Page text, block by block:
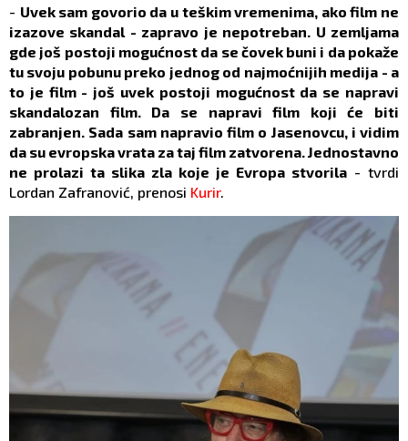
- Uvek sam govorio da u teškim vremenima, ako film ne
izazove skandal - zapravo je nepotreban. U zemljama
gde još postoji mogućnost da se čovek buni i da pokaže
tu svoju pobunu preko jednog od najmoćnijih medija - a
to je film - još uvek postoji mogućnost da se napravi
skandalozan film. Da se napravi film koji će biti
zabranjen. Sada sam napravio film o Jasenovcu, i vidim
da su evropska vrata za taj film zatvorena. Jednostavno
ne prolazi ta slika zla koje je Evropa stvorila - tvrdi
Lordan Zafranović, prenosi Kurir.